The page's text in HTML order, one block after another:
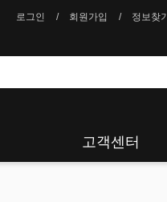
로그인 회원가입 정보찾기
고객센터